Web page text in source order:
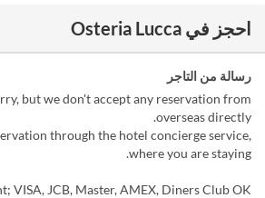
احجز في Osteria Lucca
رسالة من التاجر
but we don't accept any reservation from
overseas directly.
through the hotel concierge service,
where you are staying.
VISA, JCB, Master, AMEX, Diners Club OK.